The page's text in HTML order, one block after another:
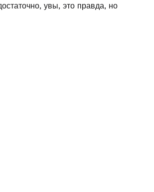
увы, это правда, но